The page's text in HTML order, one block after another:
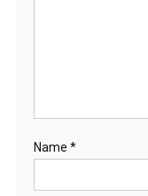
Name *